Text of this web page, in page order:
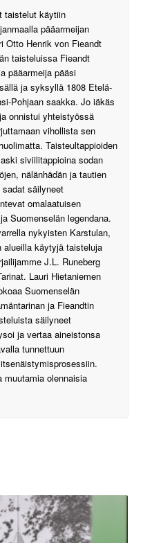
taistelut käytiin
pääarmeijan
Otto Henrik von Fieandt
taisteluissa Fieandt
pääarmeija pääsi
ja syksyllä 1808 Etelä-
Pohjaan saakka. Jo iäkäs
onnistui yhteistyössä
vihollista sen
Taisteultappioiden
siviilitappioina sodan
nälänhädän ja tautien
säilyneet
omalaatuisen
Suomenselän legendana.
nykyisten Karstulan,
alueilla käytyjä taisteluja
J.L. Runeberg
Lauri Hietaniemen
Suomenselän
ja Fieandtin
säilyneet
ja vertaa aineistonsa
tunnettuun
olennaisia